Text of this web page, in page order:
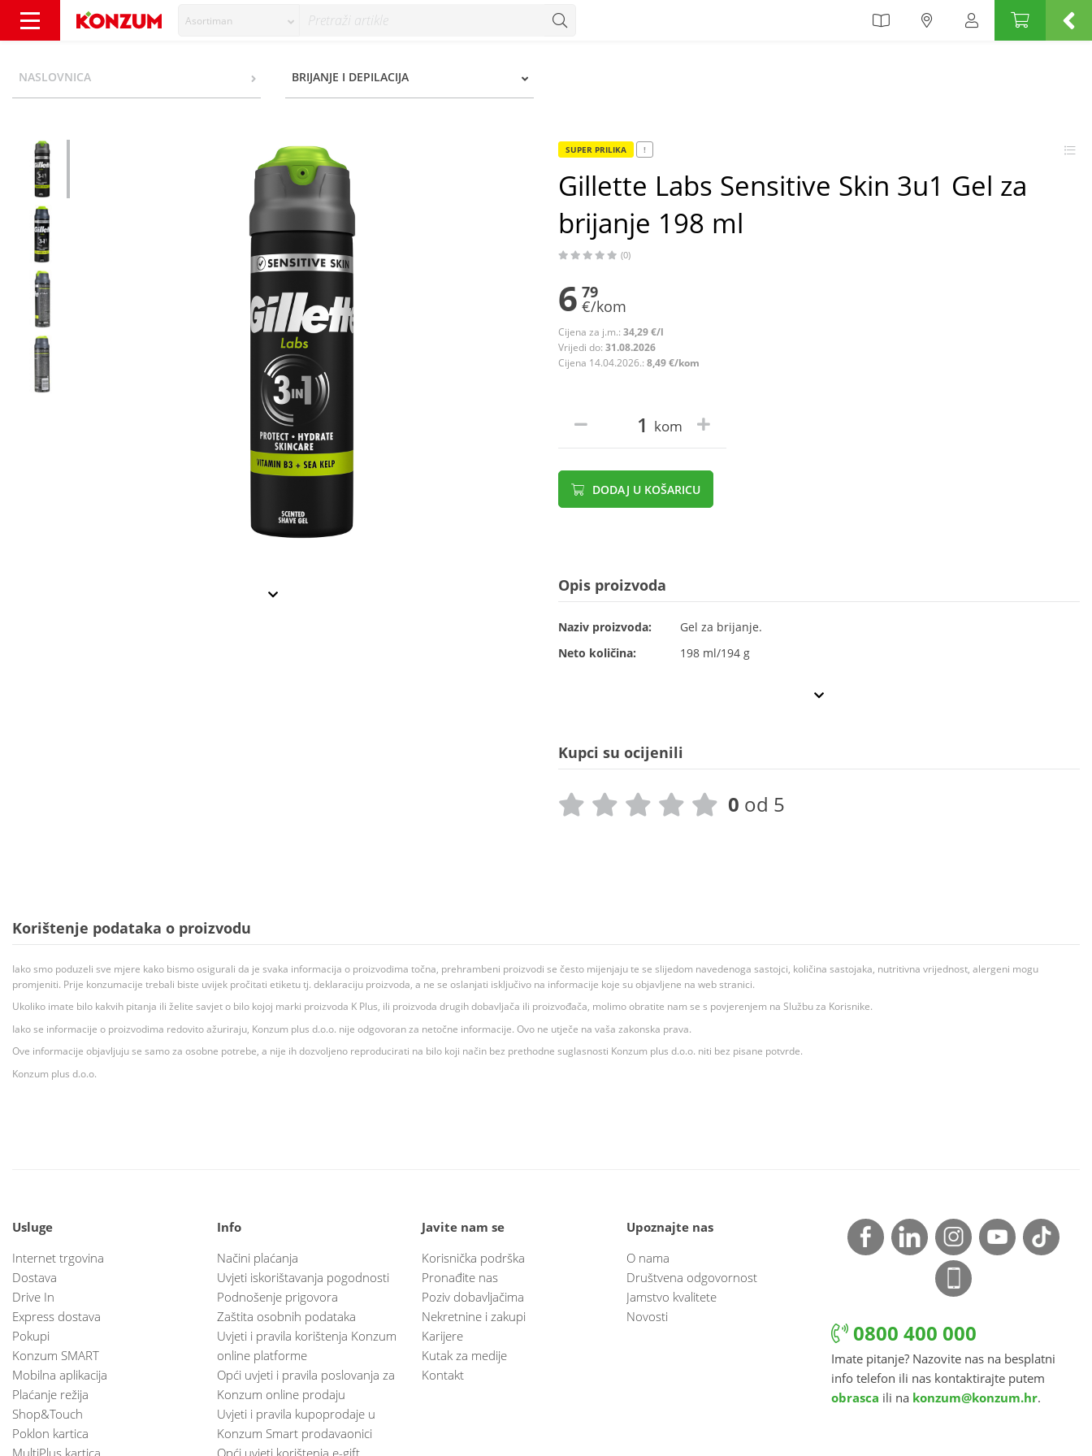
Asortiman
NASLOVNICA BRIJANJE I DEPILACIJA
SUPER PRILIKA !
Gillette Labs Sensitive Skin 3u1 Gel za
brijanje 198 ml
(0)
6 79
€/kom
Cijena za j.m.: 34,29 €/l
Vrijedi do: 31.08.2026
Cijena 14.04.2026.: 8,49 €/kom
kom
DODAJ U KOŠARICU
Opis proizvoda
Naziv proizvoda:
Gel za brijanje.
Neto količina:
198 ml/194 g
Kupci su ocijenili
0 od 5
Korištenje podataka o proizvodu
Iako smo poduzeli sve mjere kako bismo osigurali da je svaka informacija o proizvodima točna, prehrambeni proizvodi se često mijenjaju te se slijedom navedenoga sastojci, količina sastojaka, nutritivna vrijednost, alergeni mogu
promjeniti. Prije konzumacije trebali biste uvijek pročitati etiketu tj. deklaraciju proizvoda, a ne se oslanjati isključivo na informacije koje su objavljene na web stranici.
Ukoliko imate bilo kakvih pitanja ili želite savjet o bilo kojoj marki proizvoda K Plus, ili proizvoda drugih dobavljača ili proizvođača, molimo obratite nam se s povjerenjem na Službu za Korisnike.
Iako se informacije o proizvodima redovito ažuriraju, Konzum plus d.o.o. nije odgovoran za netočne informacije. Ovo ne utječe na vaša zakonska prava.
Ove informacije objavljuju se samo za osobne potrebe, a nije ih dozvoljeno reproducirati na bilo koji način bez prethodne suglasnosti Konzum plus d.o.o. niti bez pisane potvrde.
Konzum plus d.o.o.
Usluge
Internet trgovina
Dostava
Drive In
Express dostava
Pokupi
Konzum SMART
Mobilna aplikacija
Plaćanje režija
Shop&Touch
Poklon kartica
MultiPlus kartica
Info
Načini plaćanja
Uvjeti iskorištavanja pogodnosti
Podnošenje prigovora
Zaštita osobnih podataka
Uvjeti i pravila korištenja Konzum
online platforme
Opći uvjeti i pravila poslovanja za
Konzum online prodaju
Uvjeti i pravila kupoprodaje u
Konzum Smart prodavaonici
Opći uvjeti korištenja e-gift
Javite nam se
Korisnička podrška
Pronađite nas
Poziv dobavljačima
Nekretnine i zakupi
Karijere
Kutak za medije
Kontakt
Upoznajte nas
O nama
Društvena odgovornost
Jamstvo kvalitete
Novosti
0800 400 000
Imate pitanje? Nazovite nas na besplatni
info telefon ili nas kontaktirajte putem
obrasca ili na konzum@konzum.hr.